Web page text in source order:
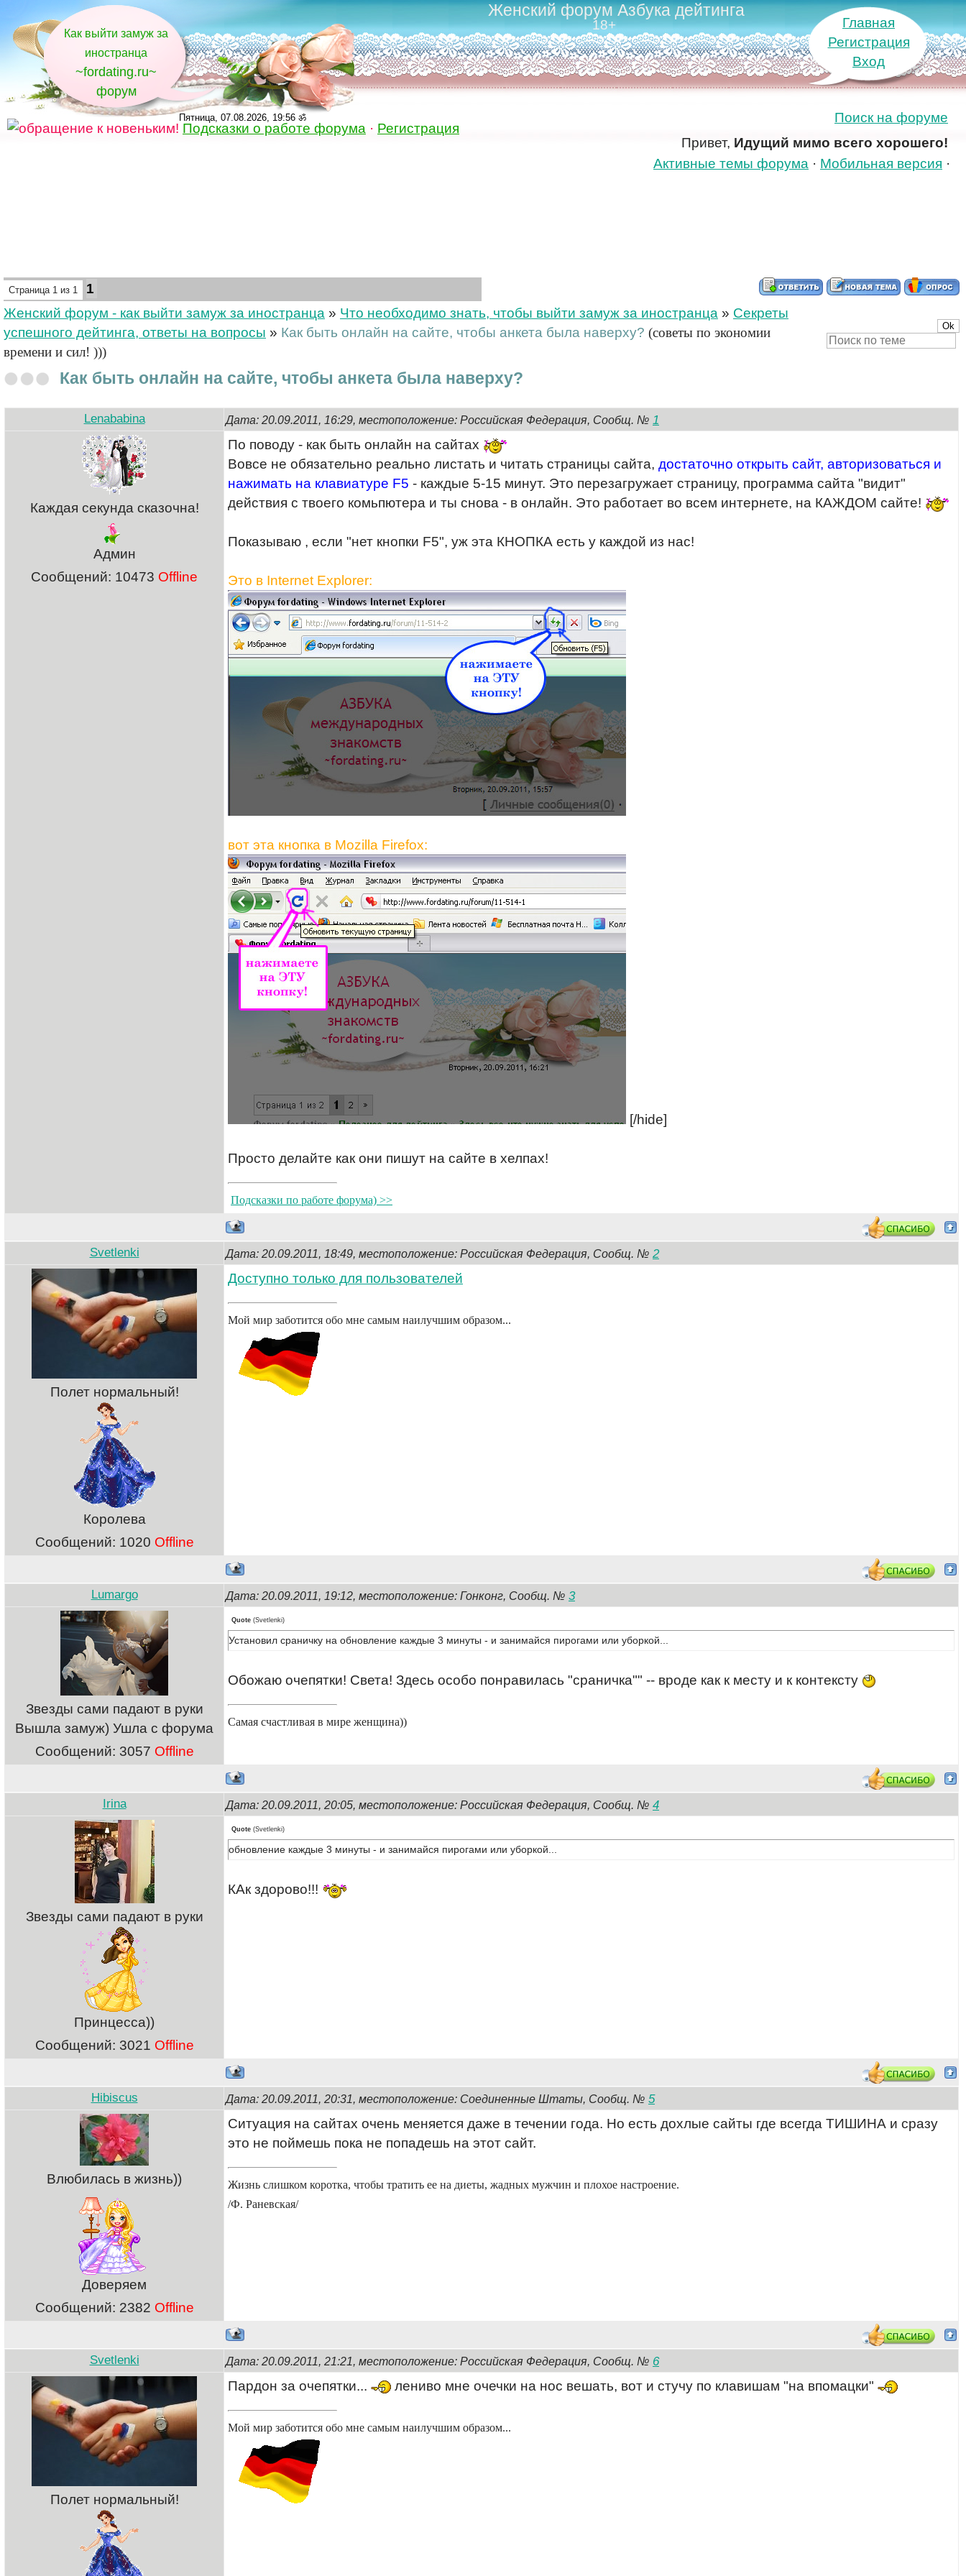
18+
Как выйти замуж за
иностранца
~fordating.ru~
форум
Женский форум Азбука дейтинга
Пятница, 07.08.2026, 19:56 ॐ
Главная
Регистрация
Вход
Привет, Идущий мимо всего хорошего!
Подсказки о работе форума · Регистрация
Активные темы форума · Мобильная версия ·
Поиск на форуме
Страница 1 из 1
1
Женский форум - как выйти замуж за иностранца » Что необходимо знать, чтобы выйти замуж за иностранца » Секреты
успешного дейтинга, ответы на вопросы » Как быть онлайн на сайте, чтобы анкета была наверху? (советы по экономии
времени и сил! )))
Как быть онлайн на сайте, чтобы анкета была наверху?
Lenababina Дата: 20.09.2011, 16:29, местоположение: Российская Федерация, Сообщ. № 1
Каждая секунда сказочна!
Админ
Сообщений: 10473 Offline
По поводу - как быть онлайн на сайтах
Вовсе не обязательно реально листать и читать страницы сайта, достаточно открыть сайт, авторизоваться и
нажимать на клавиатуре F5 - каждые 5-15 минут. Это перезагружает страницу, программа сайта "видит"
действия с твоего комьпютера и ты снова - в онлайн. Это работает во всем интернете, на КАЖДОМ сайте!
Показываю , если "нет кнопки F5", уж эта КНОПКА есть у каждой из нас!
Это в Internet Explorer:
вот эта кнопка в Mozilla Firefox:
[/hide]
Просто делайте как они пишут на сайте в хелпах!
Подсказки по работе форума) >>
Svetlenki Дата: 20.09.2011, 18:49, местоположение: Российская Федерация, Сообщ. № 2
Полет нормальный!
Королева
Сообщений: 1020 Offline
Доступно только для пользователей
Мой мир заботится обо мне самым наилучшим образом...
Lumargo Дата: 20.09.2011, 19:12, местоположение: Гонконг, Сообщ. № 3
Звезды сами падают в руки
Вышла замуж) Ушла с форума
Сообщений: 3057 Offline
Quote (Svetlenki)
Установил сраничку на обновление каждые 3 минуты - и занимайся пирогами или уборкой...
Обожаю очепятки! Света! Здесь особо понравилась "сраничка"" -- вроде как к месту и к контексту
Самая счастливая в мире женщина))
Irina Дата: 20.09.2011, 20:05, местоположение: Российская Федерация, Сообщ. № 4
Звезды сами падают в руки
Принцесса))
Сообщений: 3021 Offline
Quote (Svetlenki)
обновление каждые 3 минуты - и занимайся пирогами или уборкой...
КАк здорово!!!
Hibiscus Дата: 20.09.2011, 20:31, местоположение: Соединенные Штаты, Сообщ. № 5
Влюбилась в жизнь))
Доверяем
Сообщений: 2382 Offline
Ситуация на сайтах очень меняется даже в течении года. Но есть дохлые сайты где всегда ТИШИНА и сразу
это не поймешь пока не попадешь на этот сайт.
Жизнь слишком коротка, чтобы тратить ее на диеты, жадных мужчин и плохое настроение.
/Ф. Раневская/
Svetlenki Дата: 20.09.2011, 21:21, местоположение: Российская Федерация, Сообщ. № 6
Полет нормальный!
Пардон за очепятки... лениво мне очечки на нос вешать, вот и стучу по клавишам "на впомацки"
Мой мир заботится обо мне самым наилучшим образом...